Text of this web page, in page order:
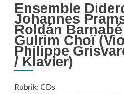
Ensemble
Johannes
Roldán
Gulrim Choï
Philippe
/ Klavier)
Rubrik: CDs